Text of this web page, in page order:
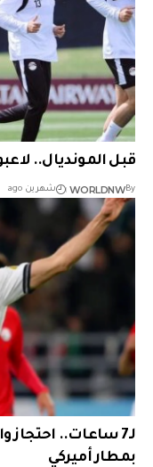
قبل المونديال..
By
WORLDNW شهرين ago
لـ7 ساعات..
بمطار أميركي